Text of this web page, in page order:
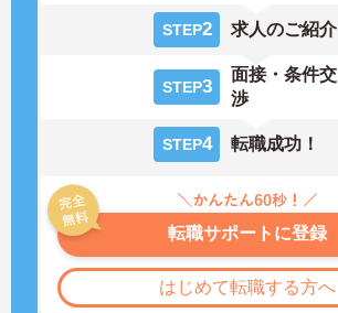
STEP2 求人のご紹介
STEP3
面接・条件交
渉
STEP4 転職成功！
転職サポートに登録
はじめて転職する方へ